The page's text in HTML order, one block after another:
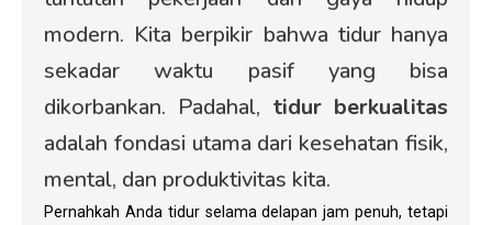
modern. Kita berpikir bahwa tidur hanya
sekadar waktu pasif yang bisa
dikorbankan. Padahal, tidur berkualitas
adalah fondasi utama dari kesehatan fisik,
mental, dan produktivitas kita.
Pernahkah Anda tidur selama delapan jam penuh, tetapi